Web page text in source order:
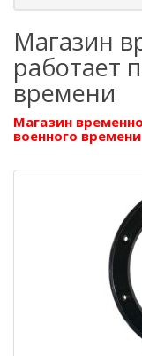
Магазин
работает
времени
Магазин
военного времени